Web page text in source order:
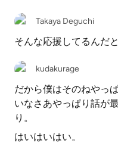
Takaya Deguchi
そんな応援してるんだ
kudakurage
だから僕はそのねやっ
いなさあやっぱり話が
り。
はいはいはい。